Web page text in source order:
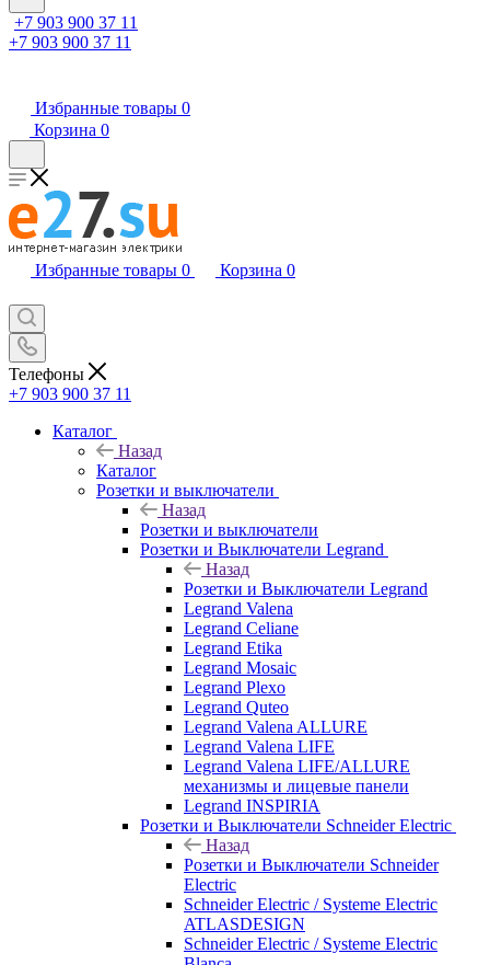
+7 903 900 37 11
+7 903 900 37 11
Избранные товары 0
Корзина 0
Избранные товары 0 Корзина 0
Телефоны
+7 903 900 37 11
Каталог
Назад
Каталог
Розетки и выключатели
Назад
Розетки и выключатели
Розетки и Выключатели Legrand
Назад
Розетки и Выключатели Legrand
Legrand Valena
Legrand Celiane
Legrand Etika
Legrand Mosaic
Legrand Plexo
Legrand Quteo
Legrand Valena ALLURE
Legrand Valena LIFE
Legrand Valena LIFE/ALLURE
механизмы и лицевые панели
Legrand INSPIRIA
Розетки и Выключатели Schneider Electric
Назад
Розетки и Выключатели Schneider
Electric
Schneider Electric / Systeme Electric
ATLASDESIGN
Schneider Electric / Systeme Electric